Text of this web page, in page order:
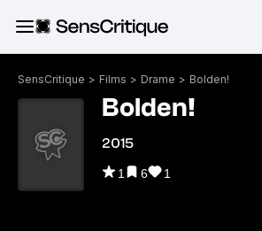
SensCritique > Films > Drame > Bolden!
Bolden!
2015
1 6 1